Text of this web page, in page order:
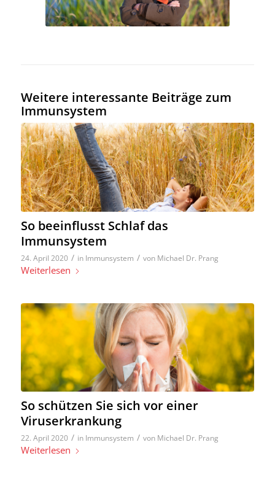
Weitere interessante Beiträge zum
Immunsystem
So beeinflusst Schlaf das
Immunsystem
24. April 2020 / in Immunsystem / von Michael Dr. Prang
Weiterlesen
So schützen Sie sich vor einer
Viruserkrankung
22. April 2020 / in Immunsystem / von Michael Dr. Prang
Weiterlesen